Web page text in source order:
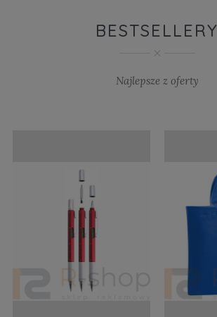
BESTSELLERY
Najlepsze z oferty